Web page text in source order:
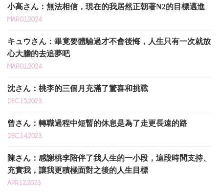
小高さん：無法相信，現在的我居然正朝著N2的目標邁進
MAR.01,2024
キュウさん：畢竟要體驗過才不會後悔，人生只有一次就放
心大膽的去追夢吧
MAR.01,2024
沈さん：桃李的三個月充滿了驚喜和挑戰
DEC.15,2023
曾さん：轉職過程中短暫的休息是為了走更長遠的路
DEC.14,2023
陳さん：感謝桃李陪伴了我人生的一小段，這段時間支持、
充實我，讓我更積極面對之後的人生目標
APR.12,2023